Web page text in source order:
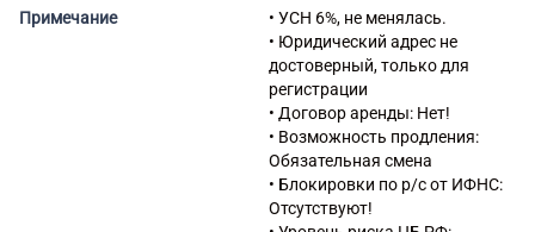
одежды
15.12 Производство
чемоданов, дамских сумок и
аналогичных изделий из кожи
и других материалов;
производство шорно-
седельных и других изделий
из кожи
15.2 Производство обуви
16.1 Распиловка и строгание
Примечание
• УСН 6%, не менялась.
• Юридический адрес не
достоверный, только для
регистрации
• Договор аренды: Нет!
• Возможность продления:
Обязательная смена
• Блокировки по р/с от ИФНС:
Отсутствуют!